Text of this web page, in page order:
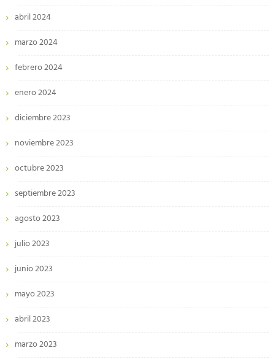
abril 2024
marzo 2024
febrero 2024
enero 2024
diciembre 2023
noviembre 2023
octubre 2023
septiembre 2023
agosto 2023
julio 2023
junio 2023
mayo 2023
abril 2023
marzo 2023